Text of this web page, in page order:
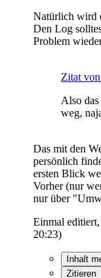
Natürlich wird
Den Log
Problem
Zitat
Also
weg,
Das mit den
persönlich
ersten Blick
Vorher (nur
nur über
Einmal
20:23)
Inhalt
Zitieren